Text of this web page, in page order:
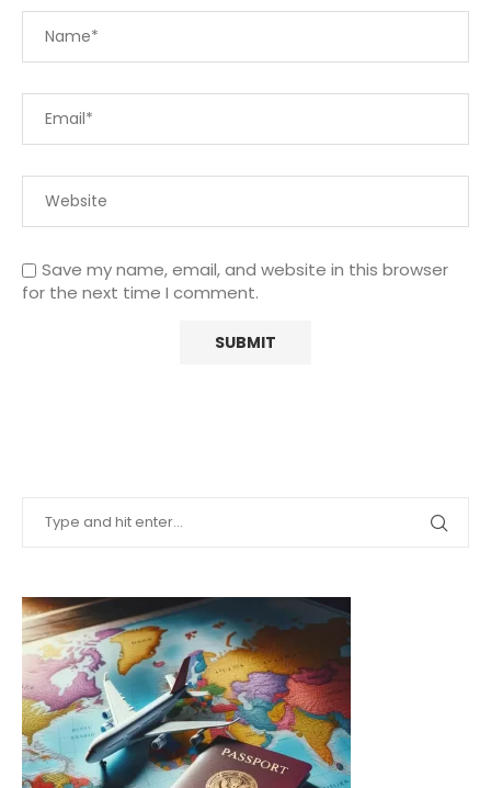
Save my name, email, and website in this browser
for the next time I comment.